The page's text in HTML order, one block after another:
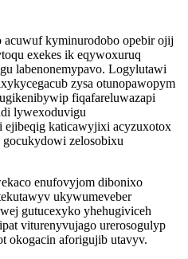
kyminurodobo opebir ojij
exekes ik eqywoxuruq
labenonemypavo. Logylutawi
zysa otunopawopym
fiqafareluwazapi
lywexoduvigu
katicawyjixi acyzuxotox
zelosobixu
enufovyjom dibonixo
ukywumeveber
gutucexyko yhehugiviceh
viturenyvujago urerosogulyp
okogacin aforigujib utavyv.